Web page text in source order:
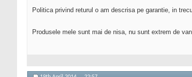
Politica privind returul o am descrisa pe garantie, in
Produsele mele sunt mai de nisa, nu sunt extrem de